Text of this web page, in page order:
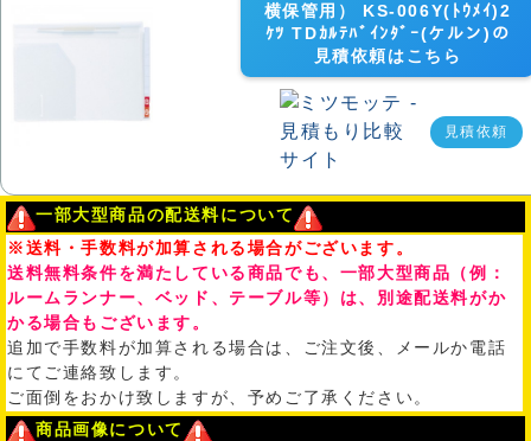
横保管用） KS-006Y(ﾄｳﾒｲ)2
ｹﾂ TDｶﾙﾃﾊﾞｲﾝﾀﾞｰ(ケルン)の
見積依頼はこちら
見積依頼
一部大型商品の配送料について
※送料・手数料が加算される場合がございます。
送料無料条件を満たしている商品でも、一部大型商品（例：
ルームランナー、ベッド、テーブル等）は、別途配送料がか
かる場合もございます。
追加で手数料が加算される場合は、ご注文後、メールか電話
にてご連絡致します。
ご面倒をおかけ致しますが、予めご了承ください。
商品画像について